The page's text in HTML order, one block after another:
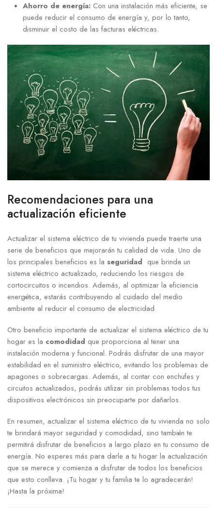
Ahorro ⁣de energía: Con‍ una instalación más eficiente, se
puede reducir el consumo de energía y, por‍ lo⁢ tanto,
disminuir el⁢ costo de las⁤ facturas eléctricas.
Recomendaciones para una
actualización​ eficiente
Actualizar el sistema ‌eléctrico‌ de tu vivienda puede traerte​ una⁢
serie ⁣de beneficios que‌ mejorarán​ tu calidad ⁢de vida. Uno⁢ de
los principales beneficios es la seguridad ‍ que brinda un
sistema eléctrico actualizado, reduciendo‍ los riesgos de
cortocircuitos o incendios. Además, al optimizar la eficiencia‌
energética, estarás contribuyendo al cuidado del medio
ambiente al reducir ⁢el⁣ consumo de electricidad.
Otro beneficio importante de‍ actualizar ⁢el sistema eléctrico ⁣de ‌tu
hogar es la⁣ comodidad ⁤que proporciona al ​tener una
⁤instalación⁢ moderna y ‍funcional. Podrás disfrutar⁢ de una mayor
estabilidad en el suministro eléctrico,⁣ evitando los problemas de
apagones o sobrecargas. ‌Además,‍ al contar con enchufes y
circuitos actualizados, podrás utilizar sin problemas todos tus⁣
dispositivos electrónicos sin ​preocuparte por dañarlos.
En⁤ resumen, actualizar‌ el sistema ⁤eléctrico ‌de tu vivienda no solo
⁣te brindará mayor⁢ seguridad y comodidad, sino también ⁣te
permitirá⁣ disfrutar ‌de beneficios ‌a largo plazo en tu consumo de
energía. No esperes más para darle⁣ a tu hogar la actualización
que se merece ‍y comienza a disfrutar de todos los beneficios
que esto conlleva. ¡Tu hogar⁣ y tu⁣ familia te lo agradecerán!‍
¡Hasta la próxima!